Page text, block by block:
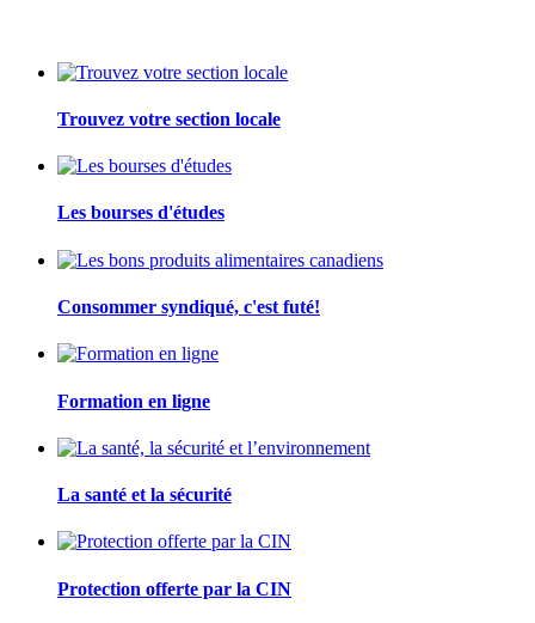
Trouvez votre section locale
Les bourses d'études
Consommer syndiqué, c'est futé!
Formation en ligne
La santé et la sécurité
Protection offerte par la CIN